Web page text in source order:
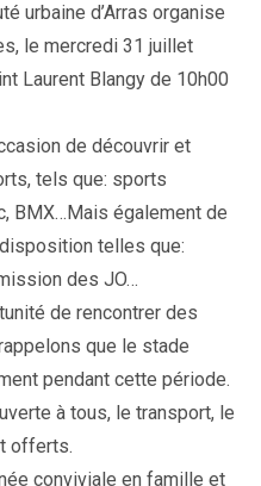
urbaine d’Arras organise
le mercredi 31 juillet
Laurent Blangy de 10h00
de découvrir et
tels que: sports
BMX…Mais également de
telles que:
des JO…
de rencontrer des
que le stade
pendant cette période.
à tous, le transport, le
offerts.
conviviale en famille et